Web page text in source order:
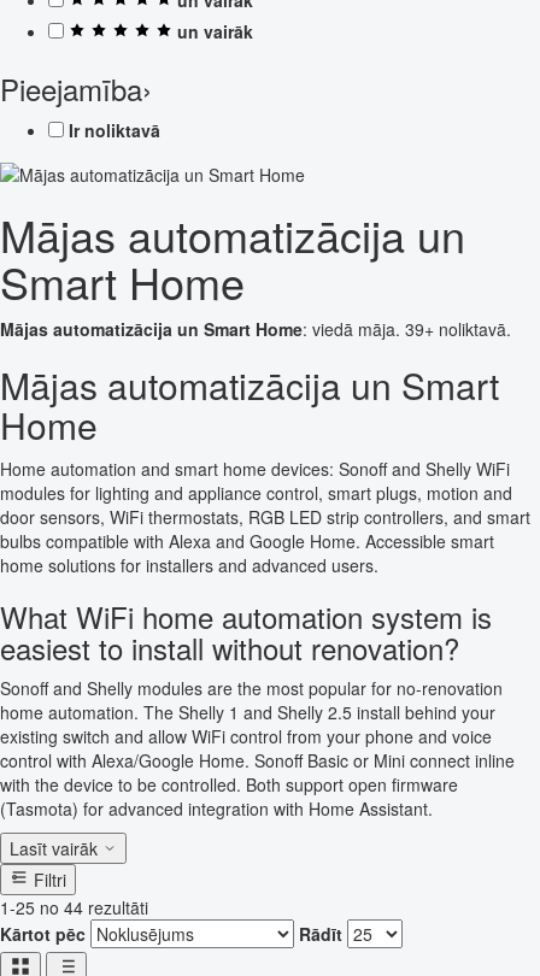
un vairāk
Pieejamība›
Ir noliktavā
Mājas automatizācija un
Smart Home
Mājas automatizācija un Smart Home: viedā māja. 39+ noliktavā.
Mājas automatizācija un Smart
Home
Home automation and smart home devices: Sonoff and Shelly WiFi
modules for lighting and appliance control, smart plugs, motion and
door sensors, WiFi thermostats, RGB LED strip controllers, and smart
bulbs compatible with Alexa and Google Home. Accessible smart
home solutions for installers and advanced users.
What WiFi home automation system is
easiest to install without renovation?
Sonoff and Shelly modules are the most popular for no-renovation
home automation. The Shelly 1 and Shelly 2.5 install behind your
existing switch and allow WiFi control from your phone and voice
control with Alexa/Google Home. Sonoff Basic or Mini connect inline
with the device to be controlled. Both support open firmware
(Tasmota) for advanced integration with Home Assistant.
Lasīt vairāk
Filtri
1-25 no 44 rezultāti
Kārtot pēc
Rādīt